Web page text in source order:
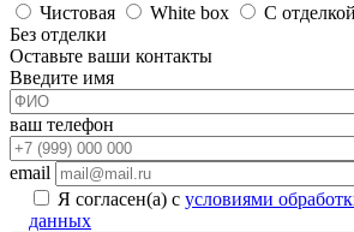
Чистовая
White box
С
Без отделки
Оставьте ваши контакты
Введите имя
ваш телефон
email
Я согласен(а) с условиями
данных